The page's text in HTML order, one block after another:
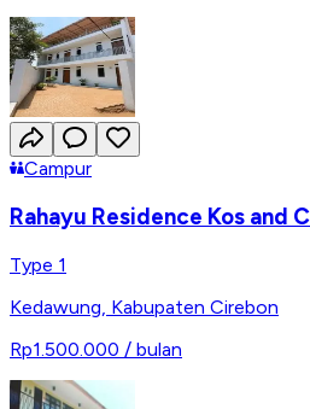
Campur
Rahayu Residence Kos and
Type 1
Kedawung, Kabupaten Cirebon
Rp1.500.000 / bulan